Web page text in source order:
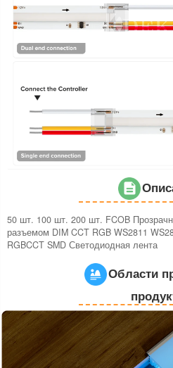
50 шт. 100 шт. 200 шт. FCOB
разъемом DIM CCT RGB WS2811
RGBCCT SMD Светодиодная лента
Области